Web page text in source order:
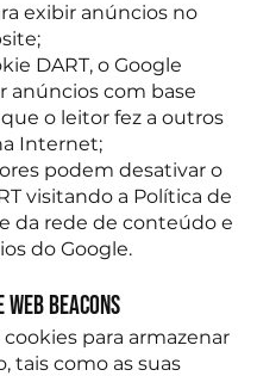
exibir anúncios no
DART, o Google
anúncios com base
o leitor fez a outros
Internet;
podem desativar o
visitando a Política de
da rede de conteúdo e
do Google.
Web Beacons
para armazenar
tais como as suas